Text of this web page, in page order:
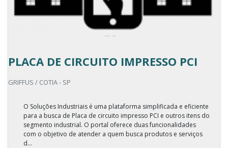
PLACA DE CIRCUITO IMPRESSO PCI
GRIFFUS / COTIA - SP
O Soluções Industriais é uma plataforma simplificada e eficiente
para a busca de Placa de circuito impresso PCI e outros itens do
segmento industrial. O portal oferece duas funcionalidades
com o objetivo de atender a quem busca produtos e serviços
d...